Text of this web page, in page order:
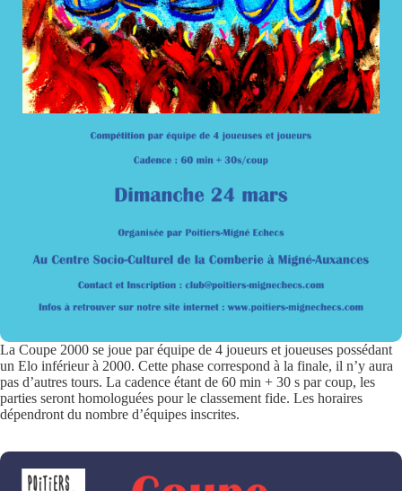
La Coupe 2000 se joue par équipe de 4 joueurs et joueuses possédant
un Elo inférieur à 2000. Cette phase correspond à la finale, il n’y aura
pas d’autres tours. La cadence étant de 60 min + 30 s par coup, les
parties seront homologuées pour le classement fide. Les horaires
dépendront du nombre d’équipes inscrites.